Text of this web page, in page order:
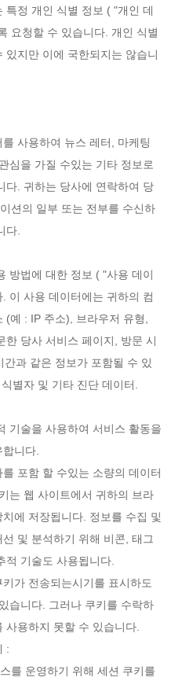
특정 개인 식별 정보 ( "개인 데
요청할 수 있습니다. 개인 식별
있지만 이에 국한되지는 않습니
사용하여 뉴스 레터, 마케팅
심을 가질 수있는 기타 정보로
다. 귀하는 당사에 연락하여 당
션의 일부 또는 전부를 수신하
다.
방법에 대한 정보 ( "사용 데이
이 사용 데이터에는 귀하의 컴
예 : IP 주소), 브라우저 유형,
한 당사 서비스 페이지, 방문 시
과 같은 정보가 포함될 수 있
별자 및 기타 진단 데이터.
기술을 사용하여 서비스 활동을
니다.
포함 할 수있는 소량의 데이터
는 웹 사이트에서 귀하의 브라
에 저장됩니다. 정보를 수집 및
및 분석하기 위해 비콘, 태그
적 기술도 사용됩니다.
가 전송되는시기를 표시하도
습니다. 그러나 쿠키를 수락하
사용하지 못할 수 있습니다.
:
를 운영하기 위해 세션 쿠키를